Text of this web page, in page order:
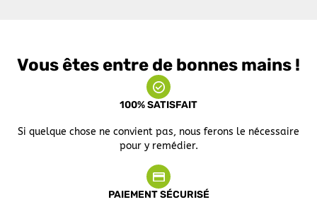
Vous êtes entre de bonnes mains !
100% SATISFAIT
Si quelque chose ne convient pas, nous ferons le nécessaire
pour y remédier.
PAIEMENT SÉCURISÉ